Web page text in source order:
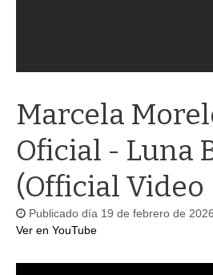
Marcela
Oficial - Luna
(Official Video
Publicado día 19 de febrero de
Ver en YouTube